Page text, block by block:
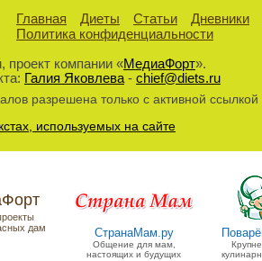
Главная Диеты Статьи
Дневники
Политика конфиденциальности
проект компании «МедиаФорт».
Галия Яковлева- chief@diets.ru
разрешена только с активной ссылкой
используемых на сайте
дам
СтранаМам.ру
Общение для мам,
настоящих и будущих